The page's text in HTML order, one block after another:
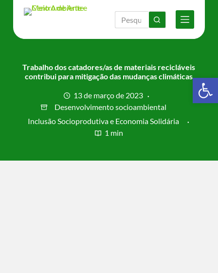
Trabalho dos catadores/as de materiais recicláveis
contribui para mitigação das mudanças climáticas
13 de março de 2023
Desenvolvimento socioambiental
Inclusão Socioprodutiva e Economia Solidária
1 min
Barra de Ferramentas Aberta